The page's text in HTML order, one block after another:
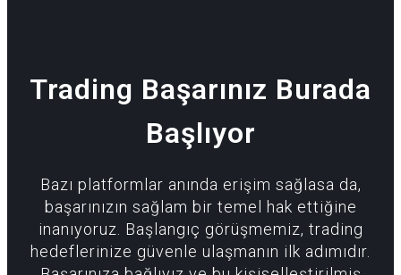
Trading Başarınız Burada
Başlıyor
Bazı platformlar anında erişim sağlasa da,
başarınızın sağlam bir temel hak ettiğine
inanıyoruz. Başlangıç görüşmemiz, trading
hedeflerinize güvenle ulaşmanın ilk adımıdır.